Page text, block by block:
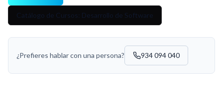
Catálogo de Cursos: Desarrollo de Software
¿Prefieres hablar con una persona? 934 094 040